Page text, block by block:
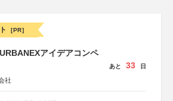
[PR]
アイデアコンペ
社
あと 33 日